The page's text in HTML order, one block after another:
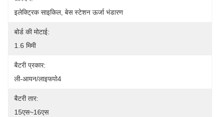
इलेक्ट्रिक साइकिल, बेस स्टेशन ऊर्जा भंडारण
बोर्ड की मोटाई:
1.6 मिमी
बैटरी प्रकार:
ली-आयन/लाइफपो4
बैटरी तार:
15एस~16एस